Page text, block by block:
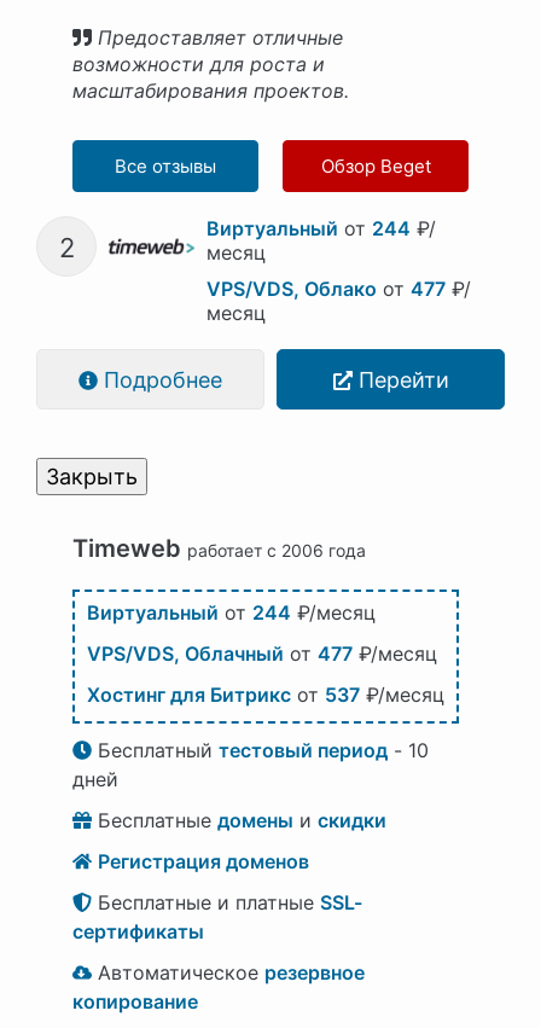
Предоставляет отличные
возможности для роста и
масштабирования проектов.
Все отзывы Обзор Beget
2
Виртуальный от 244 ₽/
месяц
VPS/VDS, Облако от 477 ₽/
месяц
Подробнее Перейти
Закрыть
Timeweb работает с 2006 года
Виртуальный от 244 ₽/месяц
VPS/VDS, Облачный от 477 ₽/месяц
Хостинг для Битрикс от 537 ₽/месяц
Бесплатный тестовый период - 10
дней
Бесплатные домены и скидки
Регистрация доменов
Бесплатные и платные SSL-
сертификаты
Автоматическое резервное
копирование